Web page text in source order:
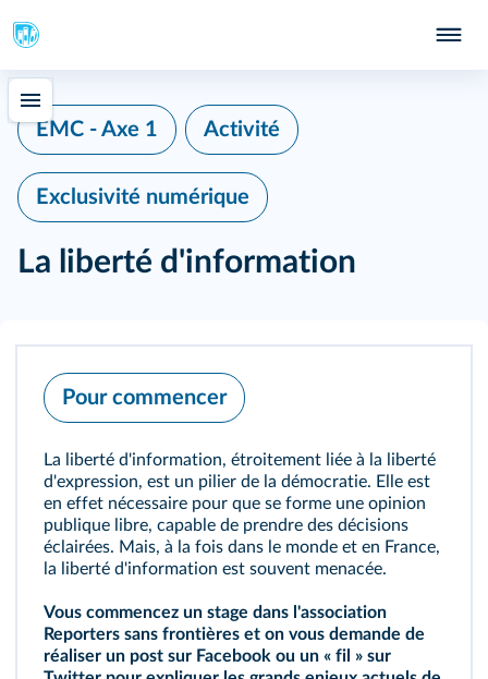
EMC - Axe 1 Activité
Exclusivité numérique
La liberté d'information
Pour commencer
La liberté d'information, étroitement liée à la liberté
d'expression, est un pilier de la démocratie. Elle est
en effet nécessaire pour que se forme une opinion
publique libre, capable de prendre des décisions
éclairées. Mais, à la fois dans le monde et en France,
la liberté d'information est souvent menacée.
Vous commencez un stage dans l'association
Reporters sans frontières et on vous demande de
réaliser un post sur Facebook ou un « fil » sur